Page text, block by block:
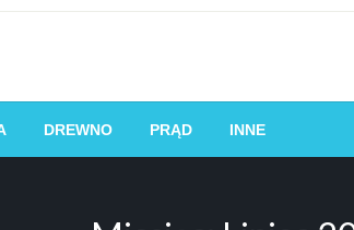
lub firmom pożyczać pieniądze od
DREWNO PRĄD INNE